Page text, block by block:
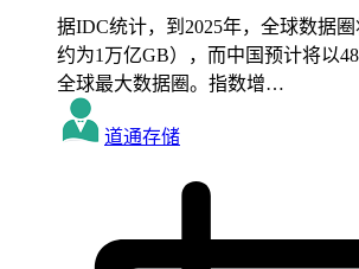
据IDC统计，到2025年，全球数据
约为1万亿GB），而中国预计将以
全球最大数据圈。指数增…
道通存储